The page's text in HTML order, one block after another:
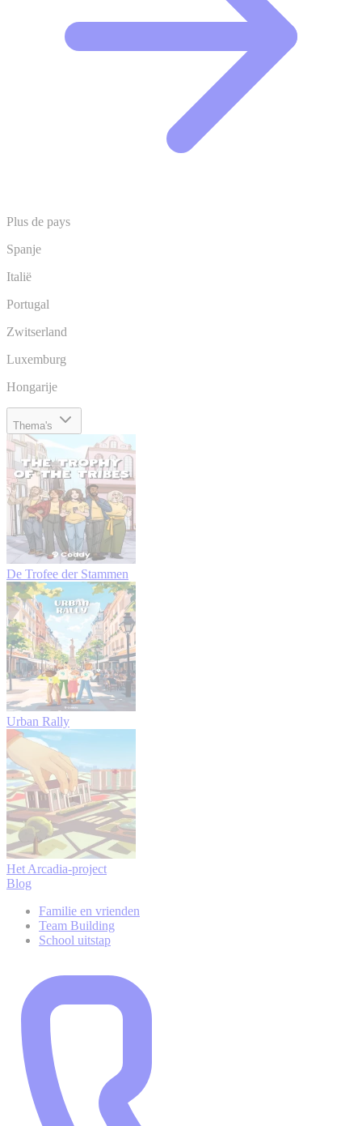
Plus de pays
Spanje
Italië
Portugal
Zwitserland
Luxemburg
Hongarije
Thema's
De Trofee der Stammen
Urban Rally
Het Arcadia-project
Blog
Familie en vrienden
Team Building
School uitstap